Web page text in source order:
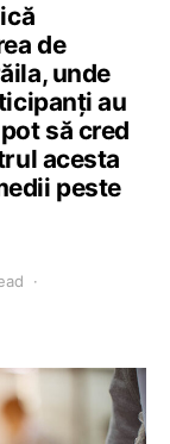
de
unde
au
să cred
acesta
peste